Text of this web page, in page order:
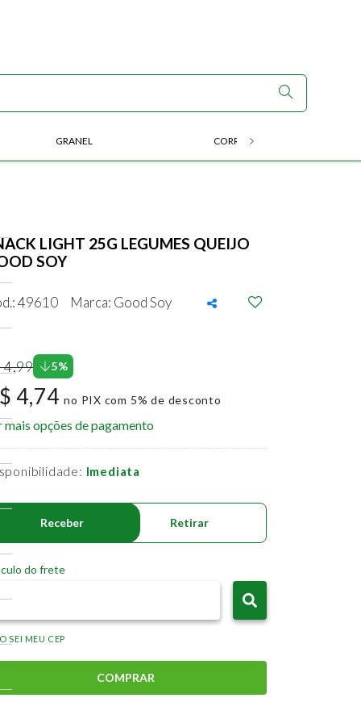
GRANEL CORRIDA E ENDURANCE
LIGHT 25G LEGUMES QUEIJO
SOY
49610 Marca: Good Soy
4,99 5%
4,74no PIX com 5% de desconto
mais opções de pagamento
Imediata
Receber Retirar
do frete
SEI MEU CEP
COMPRAR